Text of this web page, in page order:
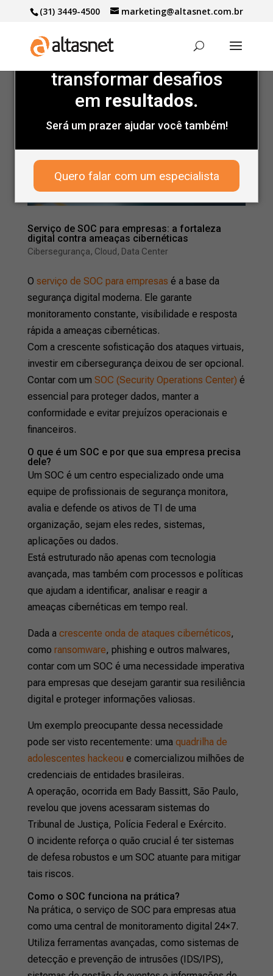
Marcas de peso
confiam
transformar desafios
em resultados.
Será um prazer ajudar você também!
Quero falar com um especialista
(31) 3449-4500 marketing@altasnet.com.br
Serviço de SOC para empresas: a fortaleza
digital contra ameaças cibernéticas
Cibersegurança, Cloud , Data Center
O serviço de SOC para empresas é a base da
segurança digital moderna. Ele garante
monitoramento constante, visibilidade e resposta
rápida a ameaças cibernéticas.
Com a crescente sofisticação dos ataques virtuais,
investir em cibersegurança deixou de ser opcional.
Contar com um SOC (Security Operations Center) é
essencial para proteger dados, manter a
conformidade e evitar prejuízos operacionais e
financeiros.
O que é um SOC e por que sua empresa precisa
dele?
Um SOC é um centro especializado onde uma
equipe de profissionais de segurança monitora,
avalia e defende os ativos de TI de uma
organização, sejam eles redes, sistemas,
aplicações ou dados.
Está estruturado não apenas com tecnologia
avançada, mas também com processos e políticas
que ajudam a identificar, analisar e reagir a
ameaças cibernéticas em tempo real.
Dada acrescente onda de ataques cibernéticos,
como ransomware, phishing e outros malwares,
contar com um SOC é uma necessidade imperativa
para empresas que desejam garantir sua resiliência
digital e proteger informações valiosas.
Um exemplo preocupante dessa necessidade
pode ser visto recentemente: uma quadrilha de
adolescentes hackeou e comercializou milhões de
credenciais de entidades brasileiras.
A operação, ocorrida em Bady Bassitt, São Paulo,
revelou que jovens acessaram sistemas do
Tribunal de Justiça, Polícia Federal e Exército.
O incidente reforça o quão crucial é ter sistemas
de defesa robustos e um SOC atuante para mitigar
tais riscos.
Como o SOC funciona na prática?
Na prática, o serviço de SOC para empresas atua
como uma central de monitoramento digital 24×7.
Utiliza ferramentas avançadas, como sistemas de
detecção e prevenção de intrusões (IDS/IPS),